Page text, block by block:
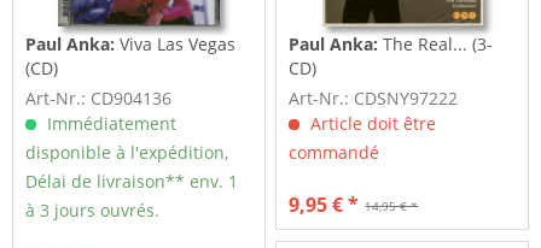
Paul Anka: Viva Las Vegas
(CD)
Art-Nr.: CD904136
Immédiatement
disponible à l'expédition,
Délai de livraison** env. 1
à 3 jours ouvrés.
Paul Anka: The Real... (3-
CD)
Art-Nr.: CDSNY97222
Article doit être
commandé
14,95 € *
9,95 € *